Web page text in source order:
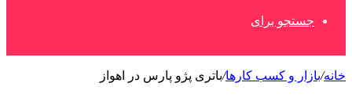
جستجو برای
خانه/بازار و کسب کارها/باتری پژو پارس در اهواز